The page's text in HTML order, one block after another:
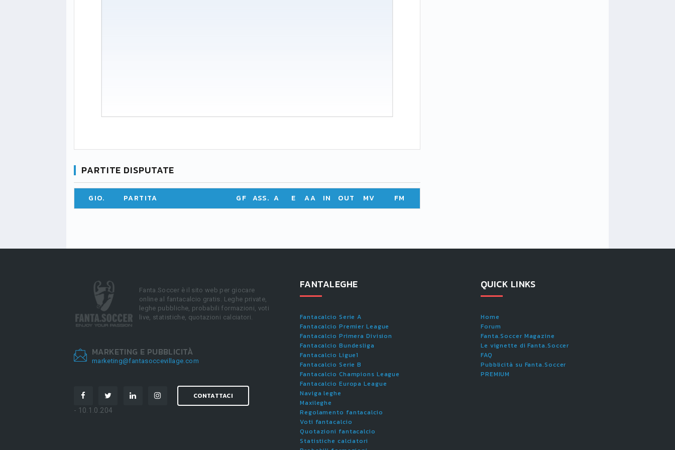
PARTITE DISPUTATE
GIO. PARTITA GF ASS. A E AA IN OUT MV FM
Fanta.Soccer è il sito web per giocare
online al fantacalcio gratis. Leghe private,
leghe pubbliche, probabili formazioni, voti
live, statistiche, quotazioni calciatori.
MARKETING E PUBBLICITÀ
marketing@fantasoccevillage.com
CONTATTACI
- 10.1.0.204
FANTALEGHE
Fantacalcio Serie A
Fantacalcio Premier League
Fantacalcio Primera Division
Fantacalcio Bundesliga
Fantacalcio Ligue1
Fantacalcio Serie B
Fantacalcio Champions League
Fantacalcio Europa League
Naviga leghe
Maxileghe
Regolamento fantacalcio
Voti fantacalcio
Quotazioni fantacalcio
Statistiche calciatori
QUICK LINKS
Home
Forum
Fanta.Soccer Magazine
Le vignette di Fanta.Soccer
FAQ
Pubblicità su Fanta.Soccer
PREMIUM